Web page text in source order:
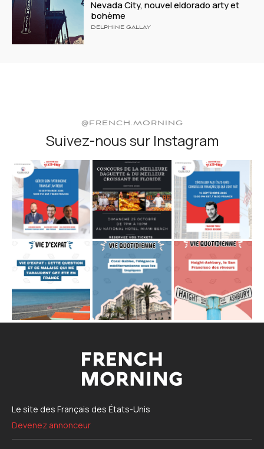
Nevada City, nouvel eldorado arty et
bohème
DELPHINE GALLAY
@FRENCH.MORNING
Suivez-nous sur Instagram
Le site des Français des États-Unis
Devenez annonceur